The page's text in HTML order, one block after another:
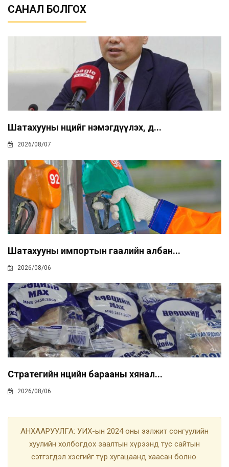
САНАЛ БОЛГОХ
Шатахууны нөөцийг нэмэгдүүлэх, д...
2026/08/07
Шатахууны импортын гаалийн албан...
2026/08/06
Стратегийн нөөцийн барааны хянал...
2026/08/06
АНХААРУУЛГА: УИХ-ын 2024 оны ээлжит сонгуулийн
хуулийн холбогдох заалтын хүрээнд тус сайтын
сэтгэгдэл хэсгийг түр хугацаанд хаасан болно.